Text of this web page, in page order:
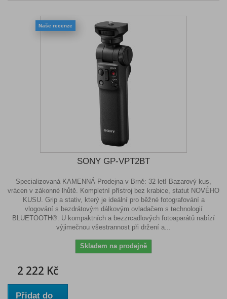
Naše recenze
SONY GP-VPT2BT
Specializovaná KAMENNÁ Prodejna v Brně: 32 let! Bazarový kus,
vrácen v zákonné lhůtě. Kompletní přístroj bez krabice, statut NOVÉHO
KUSU. Grip a stativ, který je ideální pro běžné fotografování a
vlogování s bezdrátovým dálkovým ovladačem s technologií
BLUETOOTH®. U kompaktních a bezzrcadlových fotoaparátů nabízí
výjimečnou všestrannost při držení a...
Skladem na prodejně
2 222 Kč
Přidat do